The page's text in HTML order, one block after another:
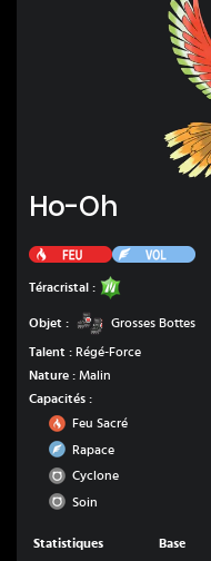
Ho-Oh
Feu Vol
Téracristal :
Objet : Grosses Bottes
Talent : Régé-Force
Nature : Malin
Capacités :
FeuFeu Sacré
VolRapace
Normal
Cyclone
Normal
Soin
Statistiques Base